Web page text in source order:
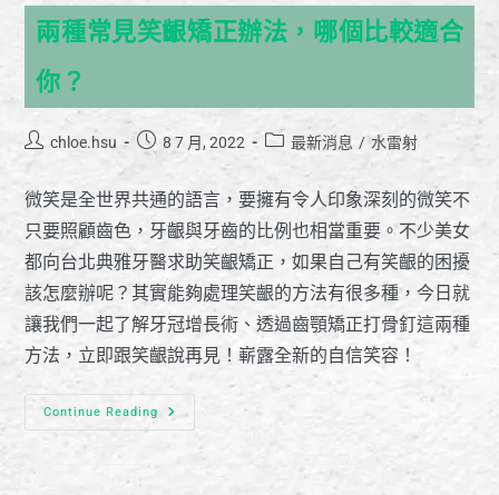
兩種常見笑齦矯正辦法，哪個比較適合
你？
chloe.hsu 8 7 月, 2022 最新消息 / 水雷射
微笑是全世界共通的語言，要擁有令人印象深刻的微笑不
只要照顧齒色，牙齦與牙齒的比例也相當重要。不少美女
都向台北典雅牙醫求助笑齦矯正，如果自己有笑齦的困擾
該怎麼辦呢？其實能夠處理笑齦的方法有很多種，今日就
讓我們一起了解牙冠增長術、透過齒顎矯正打骨釘這兩種
方法，立即跟笑齦說再見！嶄露全新的自信笑容！
Continue Reading